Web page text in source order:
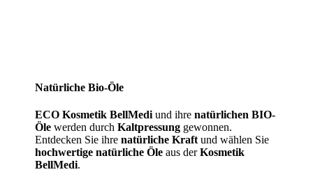
Natürliche Bio-Öle
ECO Kosmetik BellMediund ihre natürlichen BIO-
Ölewerden durch Kaltpressunggewonnen.
Entdecken Sie ihre natürliche Kraftund wählen Sie
hochwertige natürliche Öleaus derKosmetik
BellMedi.